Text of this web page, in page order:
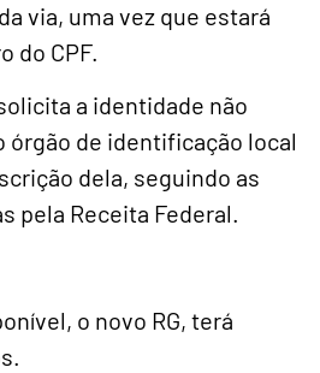
via, uma vez que estará
do CPF.
a identidade não
órgão de identificação local
dela, seguindo as
pela Receita Federal.
o novo RG, terá